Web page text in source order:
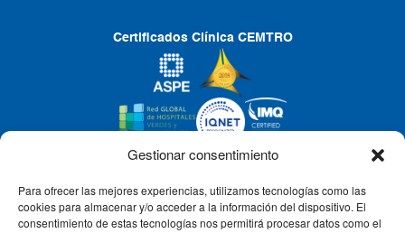
Gestionar consentimiento
Para ofrecer las mejores experiencias, utilizamos tecnologías como las
cookies para almacenar y/o acceder a la información del dispositivo. El
consentimiento de estas tecnologías nos permitirá procesar datos como el
Certificados Clínica CEMTRO
CLÍNICA CEMTRO